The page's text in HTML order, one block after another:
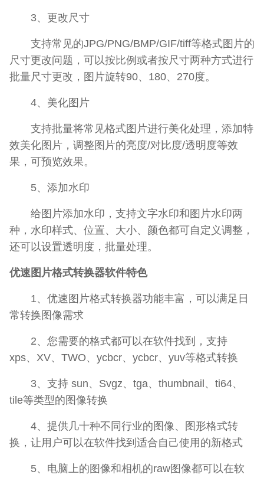
3、更改尺寸
支持常见的JPG/PNG/BMP/GIF/tiff等格式图片的
尺寸更改问题，可以按比例或者按尺寸两种方式进行
批量尺寸更改，图片旋转90、180、270度。
4、美化图片
支持批量将常见格式图片进行美化处理，添加特
效美化图片，调整图片的亮度/对比度/透明度等效
果，可预览效果。
5、添加水印
给图片添加水印，支持文字水印和图片水印两
种，水印样式、位置、大小、颜色都可自定义调整，
还可以设置透明度，批量处理。
优速图片格式转换器软件特色
1、优速图片格式转换器功能丰富，可以满足日
常转换图像需求
2、您需要的格式都可以在软件找到，支持
xps、XV、TWO、ycbcr、ycbcr、yuv等格式转换
3、支持 sun、Svgz、tga、thumbnail、ti64、
tile等类型的图像转换
4、提供几十种不同行业的图像、图形格式转
换，让用户可以在软件找到适合自己使用的新格式
5、电脑上的图像和相机的raw图像都可以在软